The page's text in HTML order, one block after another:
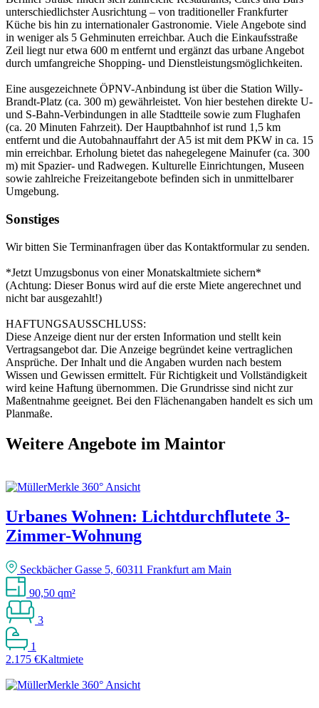
unterschiedlichster Ausrichtung – von traditioneller Frankfurter
Küche bis hin zu internationaler Gastronomie. Viele Angebote sind
in weniger als 5 Gehminuten erreichbar. Auch die Einkaufsstraße
Zeil liegt nur etwa 600 m entfernt und ergänzt das urbane Angebot
durch umfangreiche Shopping- und Dienstleistungsmöglichkeiten.
Eine ausgezeichnete ÖPNV-Anbindung ist über die Station Willy-
Brandt-Platz (ca. 300 m) gewährleistet. Von hier bestehen direkte U-
und S-Bahn-Verbindungen in alle Stadtteile sowie zum Flughafen
(ca. 20 Minuten Fahrzeit). Der Hauptbahnhof ist rund 1,5 km
entfernt und die Autobahnauffahrt der A5 ist mit dem PKW in ca. 15
min erreichbar. Erholung bietet das nahegelegene Mainufer (ca. 300
m) mit Spazier- und Radwegen. Kulturelle Einrichtungen, Museen
sowie zahlreiche Freizeitangebote befinden sich in unmittelbarer
Umgebung.
Sonstiges
Wir bitten Sie Terminanfragen über das Kontaktformular zu senden.
*Jetzt Umzugsbonus von einer Monatskaltmiete sichern*
(Achtung: Dieser Bonus wird auf die erste Miete angerechnet und
nicht bar ausgezahlt!)
HAFTUNGSAUSSCHLUSS:
Diese Anzeige dient nur der ersten Information und stellt kein
Vertragsangebot dar. Die Anzeige begründet keine vertraglichen
Ansprüche. Der Inhalt und die Angaben wurden nach bestem
Wissen und Gewissen ermittelt. Für Richtigkeit und Vollständigkeit
wird keine Haftung übernommen. Die Grundrisse sind nicht zur
Maßentnahme geeignet. Bei den Flächenangaben handelt es sich um
Planmaße.
Weitere Angebote im Maintor
Urbanes Wohnen: Lichtdurchflutete 3-
Zimmer-Wohnung
Seckbächer Gasse 5, 60311 Frankfurt am Main
90,50 qm²
3
1
2.175 €Kaltmiete